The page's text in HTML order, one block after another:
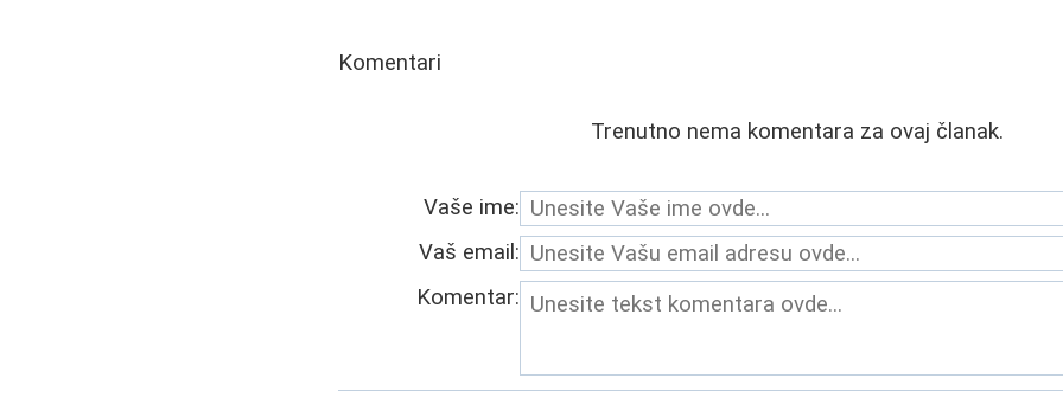
Komentari
Trenutno nema komentara za ovaj članak.
Vaše ime:
Vaš email:
Komentar: